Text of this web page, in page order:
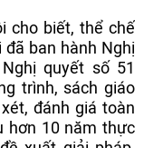
cho biết, thể chế
đã ban hành Nghị
quyết số 51
trình, sách giáo
đánh giá toàn
hơn 10 năm thực